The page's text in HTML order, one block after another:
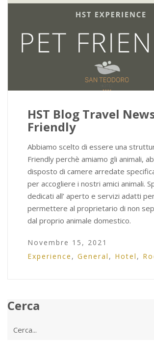
HST Blog Travel
Friendly
Abbiamo scelto di essere una
Friendly perchè amiamo gli animali,
disposto di camere arredate
per accogliere i nostri amici animali.
dedicati all’ aperto e servizi adatti
permettere al proprietario di non
dal proprio animale domestico.
Novembre 15, 2021
Experience , General , Hotel ,
Cerca